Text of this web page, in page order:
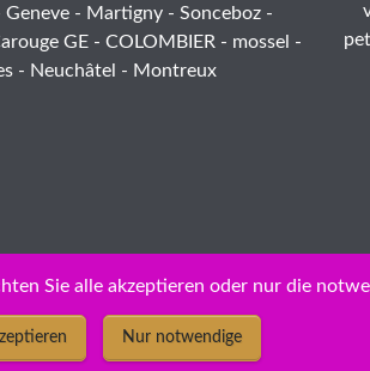
Geneve - Martigny - Sonceboz -
GE - COLOMBIER - mossel -
- Neuchâtel - Montreux
ID: 14-tusg6g-07
Sie alle akzeptieren oder nur die
Nur notwendige